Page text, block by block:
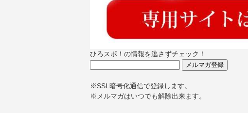
ひろスポ！の情報を逃さずチェック！
※SSL暗号化通信で登録します。
※メルマガはいつでも解除出来ます。